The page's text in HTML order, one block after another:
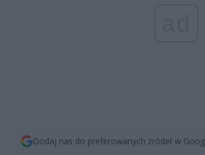
Dodaj nas do preferowanych źródeł w